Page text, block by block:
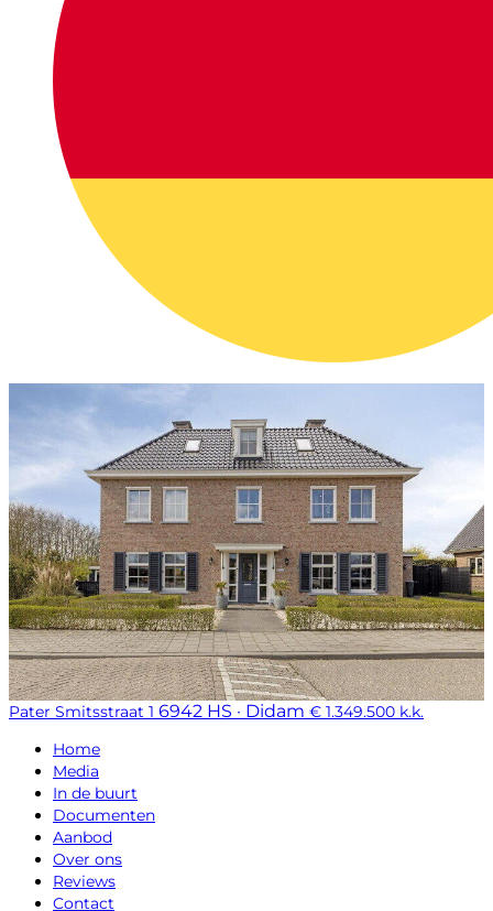
Pater Smitsstraat 1 6942 HS · Didam € 1.349.500 k.k.
Home
Media
In de buurt
Documenten
Aanbod
Over ons
Reviews
Contact